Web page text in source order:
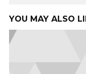
YOU MAY ALSO